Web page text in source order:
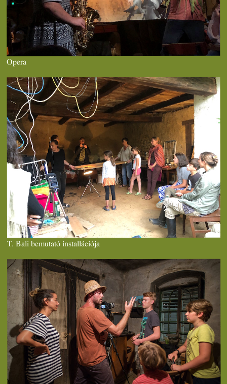
Opera
T. Bali bemutató installációja